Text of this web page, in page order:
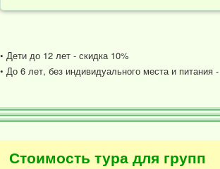
• Дети до 12 лет - скидка 10%
• До 6 лет, без индивидуального места и питания
Стоимость тура для групп